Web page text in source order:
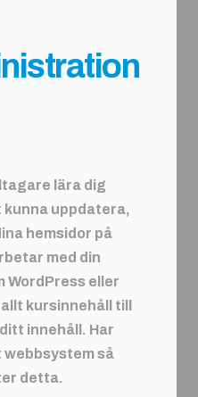
lära dig
uppdatera,
hemsidor på
med din
WordPress eller
kursinnehåll till
innehåll. Har
så
detta.